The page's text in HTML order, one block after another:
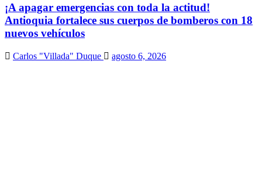
¡A apagar emergencias con toda la actitud!
Antioquia fortalece sus cuerpos de bomberos con 18
nuevos vehículos
Carlos "Villada" Duque agosto 6, 2026